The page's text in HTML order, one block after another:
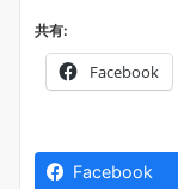
共有:
Facebook
Facebook